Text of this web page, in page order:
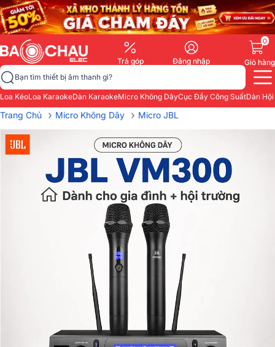
Trả góp Đăng nhập
0
Giỏ hàng
Bạn tìm thiết bị âm thanh gì?
Loa KéoLoa KaraokeDàn KaraokeMicro Không DâyCục Đẩy Công SuấtDàn
Trang Chủ › Micro Không Dây › Micro JBL